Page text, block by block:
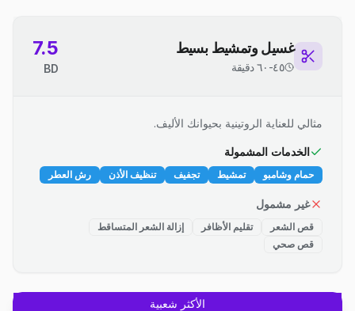
غسيل وتمشيط بسيط
٤٥-٦٠ دقيقة
7.5
BD
مثالي للعناية الروتينية بحيوانك الأليف.
الخدمات المشمولة
حمام وشامبو تمشيط تجفيف تنظيف الأذن رش العطر
غير مشمول
قص الشعر تقليم الأظافر
إزالة الشعر المتساقط
قص صحي
الأكثر شعبية